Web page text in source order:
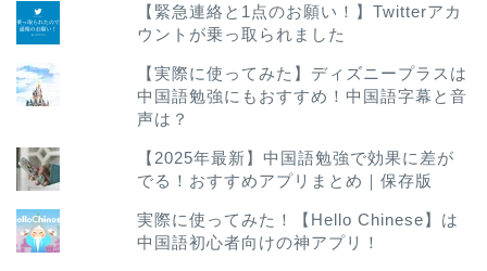
【緊急連絡と1点のお願い！】Twitterアカ
ウントが乗っ取られました
【実際に使ってみた】ディズニープラスは
中国語勉強にもおすすめ！中国語字幕と音
声は？
【2025年最新】中国語勉強で効果に差が
でる！おすすめアプリまとめ｜保存版
実際に使ってみた！【Hello Chinese】は
中国語初心者向けの神アプリ！